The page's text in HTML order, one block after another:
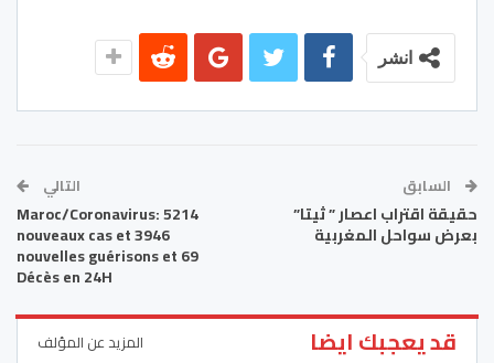
انشر
السابق
حقيقة اقتراب اعصار ” ثيتا”
بعرض سواحل المغربية
التالي
Maroc/Coronavirus: 5214
nouveaux cas et 3946
nouvelles guérisons et 69
Décès en 24H
قد يعجبك ايضا المزيد عن المؤلف